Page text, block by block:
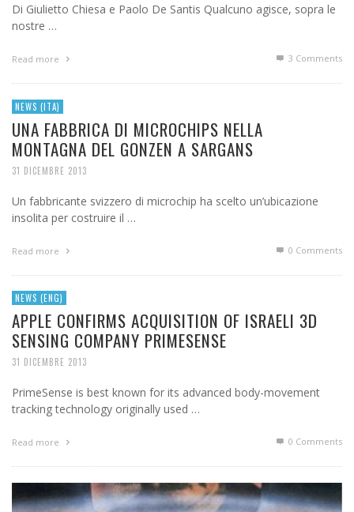
Di Giulietto Chiesa e Paolo De Santis Qualcuno agisce, sopra le
nostre …
Read more 3 Comments
NEWS (ITA)
UNA FABBRICA DI MICROCHIPS NELLA
MONTAGNA DEL GONZEN A SARGANS
31 DICEMBRE 2013
Un fabbricante svizzero di microchip ha scelto un’ubicazione
insolita per costruire il …
Read more 0 Comments
NEWS (ENG)
APPLE CONFIRMS ACQUISITION OF ISRAELI 3D
SENSING COMPANY PRIMESENSE
31 DICEMBRE 2013
PrimeSense is best known for its advanced body-movement
tracking technology originally used …
Read more 0 Comments